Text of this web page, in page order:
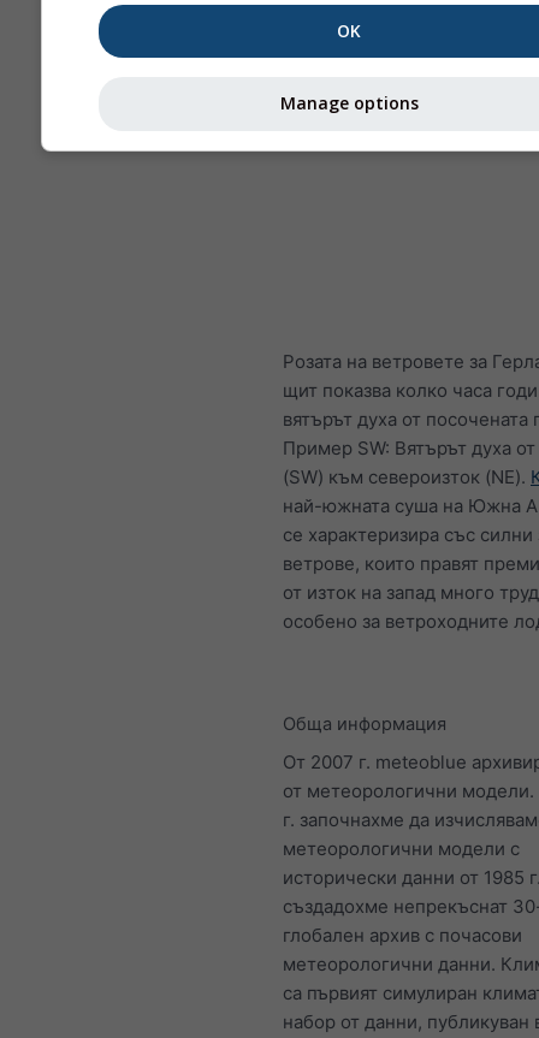
Розата на ветровете за
щит показва колко часа
вятърът духа от посочената
Пример SW: Вятърът духа
(SW) към североизток (NE).
най-южната суша на Южна
се характеризира със силни
ветрове, които правят
от изток на запад много
особено за ветроходните
Обща информация
От 2007 г. meteoblue
от метеорологични
г. започнахме да
метеорологични модели с
исторически данни от 1985
създадохме непрекъснат
глобален архив с почасови
метеорологични данни.
са първият симулиран
набор от данни, публикуван
OK
Manage options